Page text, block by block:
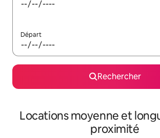
Départ
Rechercher
Locations moyenne et
proximité